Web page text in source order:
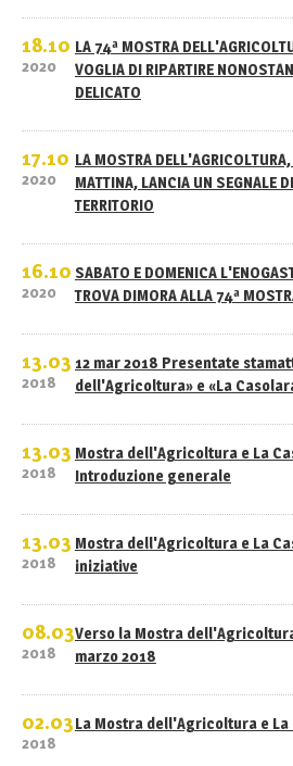
18.10
2020
LA 74ª MOSTRA
VOGLIA DI RIPARTIRE
DELICATO
17.10
2020
LA MOSTRA
MATTINA, LANCIA UN SEGNALE
TERRITORIO
16.10
2020
SABATO E DOMENICA
TROVA DIMORA ALLA 74ª
13.03
2018
12 mar 2018 Presentate
dell'Agricoltura» e «La
13.03
2018
Mostra dell'Agricoltura e La
Introduzione generale
13.03
2018
Mostra dell'Agricoltura e La
iniziative
08.03
2018
Verso la Mostra
marzo 2018
02.03
2018
La Mostra dell'Agricoltura e La